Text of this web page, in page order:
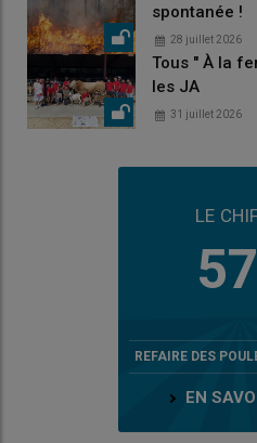
spontanée !
28 juillet 2026
Tous " À la
les JA
31 juillet 2026
LE
REFAIRE DES
EN